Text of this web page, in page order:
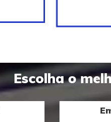
Escolha o